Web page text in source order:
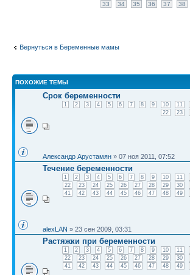
33
34 35 36 37 38
Вернуться в Беременные мамы
ПОХОЖИЕ ТЕМЫ
Срок беременности
1 2 3 4 5 6 7 8 9 10 11
22
23
Александр Арустамян » 07 ноя 2011, 07:52
Течение беременности
1 2 3 4 5 6 7 8 9 10 11
22
23 24 25 26 27 28 29 30
41
42 43 44 45 46 47 48 49
alexLAN » 23 сен 2009, 03:31
Растяжки при беременности
1 2 3 4 5 6 7 8 9 10 11
22
23 24 25 26 27 28 29 30
41
42 43 44 45 46 47 48 49